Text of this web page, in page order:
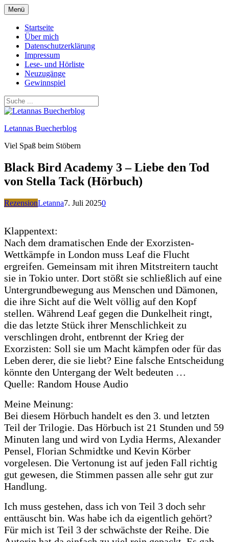
Zum
Inhalt
springen
Menü
Startseite
Über mich
Datenschutzerklärung
Impressum
Lese- und Hörliste
Neuzugänge
Gewinnspiel
Letannas Buecherblog
Viel Spaß beim Stöbern
Black Bird Academy 3 – Liebe den Tod
von Stella Tack (Hörbuch)
RezensionLetanna7. Juli 20250
Klappentext:
Nach dem dramatischen Ende der Exorzisten-
Wettkämpfe in London muss Leaf die Flucht
ergreifen. Gemeinsam mit ihren Mitstreitern taucht
sie in Tokio unter. Dort stößt sie schließlich auf eine
Untergrundbewegung aus Menschen und Dämonen,
die ihre Sicht auf die Welt völlig auf den Kopf
stellen. Während Leaf gegen die Dunkelheit ringt,
die das letzte Stück ihrer Menschlichkeit zu
verschlingen droht, entbrennt der Krieg der
Exorzisten: Soll sie um Macht kämpfen oder für das
Leben derer, die sie liebt? Eine falsche Entscheidung
könnte den Untergang der Welt bedeuten …
Quelle: Random House Audio
Meine Meinung:
Bei diesem Hörbuch handelt es den 3. und letzten
Teil der Trilogie. Das Hörbuch ist 21 Stunden und 59
Minuten lang und wird von Lydia Herms, Alexander
Pensel, Florian Schmidtke und Kevin Körber
vorgelesen. Die Vertonung ist auf jeden Fall richtig
gut gewesen, die Stimmen passen alle sehr gut zur
Handlung.
Ich muss gestehen, dass ich von Teil 3 doch sehr
enttäuscht bin. Was habe ich da eigentlich gehört?
Für mich ist Teil 3 der schwächste der Reihe. Die